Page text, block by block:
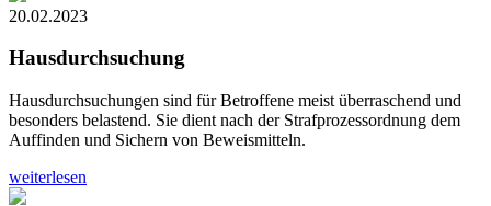
20.02.2023
Hausdurchsuchung
Hausdurchsuchungen sind für Betroffene meist überraschend und
besonders belastend. Sie dient nach der Strafprozessordnung dem
Auffinden und Sichern von Beweismitteln.
weiterlesen